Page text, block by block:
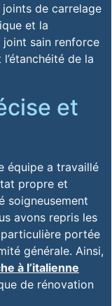
de carrelage
et la
sain renforce
de la
et
équipe a travaillé
propre et
soigneusement
avons repris les
portée
générale. Ainsi,
à l’italienne
de rénovation